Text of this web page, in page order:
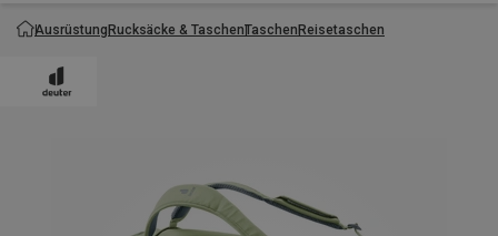
AusrüstungRucksäcke & TaschenTaschenReisetaschen